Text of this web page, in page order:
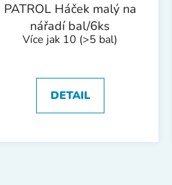
PATROL Háček malý na
nářadí bal/6ks
Více jak 10 (>5 bal)
DETAIL